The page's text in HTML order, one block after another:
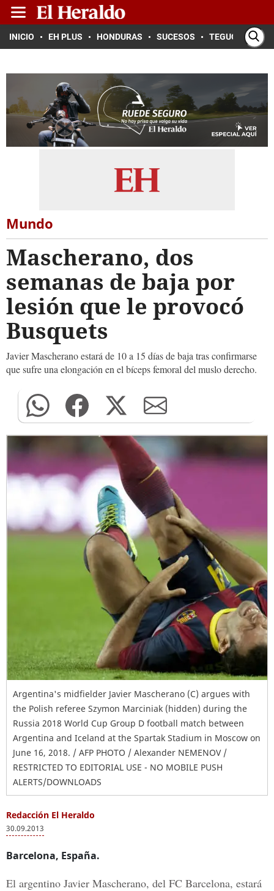
INICIO EH PLUS HONDURAS SUCESOS TEGUCIGALPA
Mundo
Mascherano, dos
semanas de baja por
lesión que le provocó
Busquets
Javier Mascherano estará de 10 a 15 días de baja tras confirmarse
que sufre una elongación en el bíceps femoral del muslo derecho.
Argentina's midfielder Javier Mascherano (C) argues with
the Polish referee Szymon Marciniak (hidden) during the
Russia 2018 World Cup Group D football match between
Argentina and Iceland at the Spartak Stadium in Moscow on
June 16, 2018. / AFP PHOTO / Alexander NEMENOV /
RESTRICTED TO EDITORIAL USE - NO MOBILE PUSH
ALERTS/DOWNLOADS
Redacción El Heraldo
30.09.2013
Barcelona, España.
El argentino Javier Mascherano, del FC Barcelona, estará